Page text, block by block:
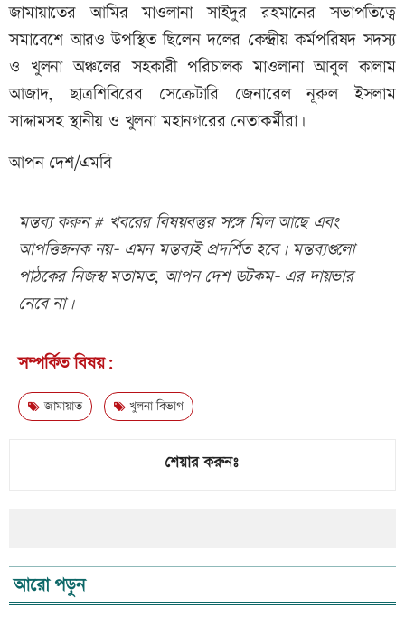
জামায়াতের আমির মাওলানা সাইদুর রহমানের সভাপতিত্বে
সমাবেশে আরও উপস্থিত ছিলেন দলের কেন্দ্রীয় কর্মপরিষদ সদস্য
ও খুলনা অঞ্চলের সহকারী পরিচালক মাওলানা আবুল কালাম
আজাদ, ছাত্রশিবিরের সেক্রেটারি জেনারেল নূরুল ইসলাম
সাদ্দামসহ স্থানীয় ও খুলনা মহানগরের নেতাকর্মীরা।
আপন দেশ/এমবি
মন্তব্য করুন # খবরের বিষয়বস্তুর সঙ্গে মিল আছে এবং
আপত্তিজনক নয়- এমন মন্তব্যই প্রদর্শিত হবে। মন্তব্যগুলো
পাঠকের নিজস্ব মতামত, আপন দেশ ডটকম- এর দায়ভার
নেবে না।
সম্পর্কিত বিষয়:
জামায়াত খুলনা বিভাগ
শেয়ার করুনঃ
আরো পড়ুন